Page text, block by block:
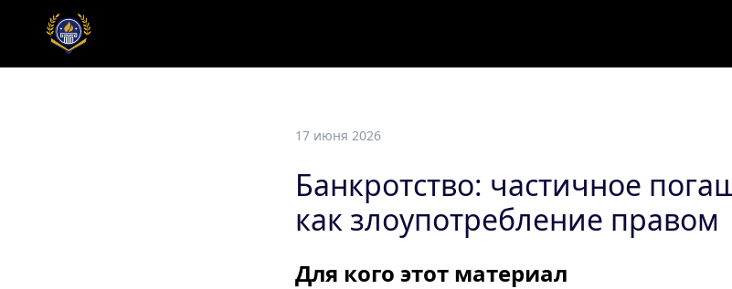
17 июня 2026
Банкротство: частичное
как злоупотребление правом
Для кого этот материал